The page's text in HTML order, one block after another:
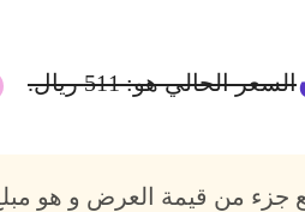
السعر الحالي هو: 511 ريال.
جزء من قيمة العرض و هو